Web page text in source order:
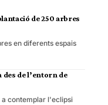
de 250 arbres
en diferents espais
des de l’entorn de
a contemplar l'eclipsi